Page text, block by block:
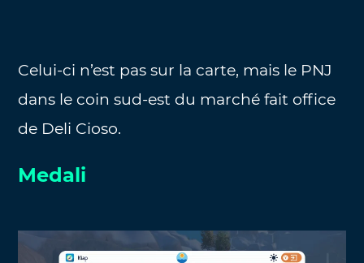
Celui-ci n’est pas sur la carte, mais le PNJ
dans le coin sud-est du marché fait office
de Deli Cioso.
Medali